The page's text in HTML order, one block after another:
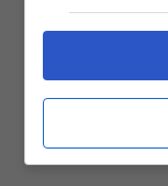
materiali
al tono dei
unPantone
una